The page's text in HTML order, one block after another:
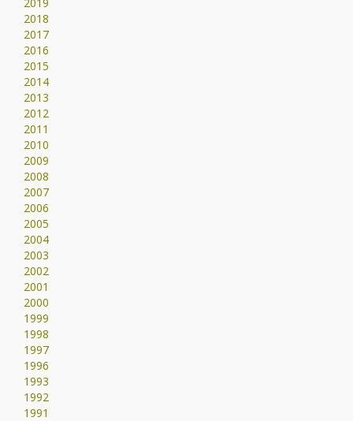
2018
2017
2016
2015
2014
2013
2012
2011
2010
2009
2008
2007
2006
2005
2004
2003
2002
2001
2000
1999
1998
1997
1996
1993
1992
1991